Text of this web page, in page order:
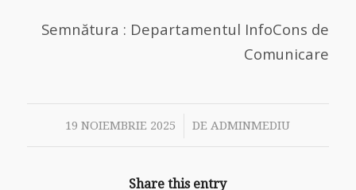
Semnătura : Departamentul InfoCons de
Comunicare
19 NOIEMBRIE 2025
/ DEADMINMEDIU
Share this entry